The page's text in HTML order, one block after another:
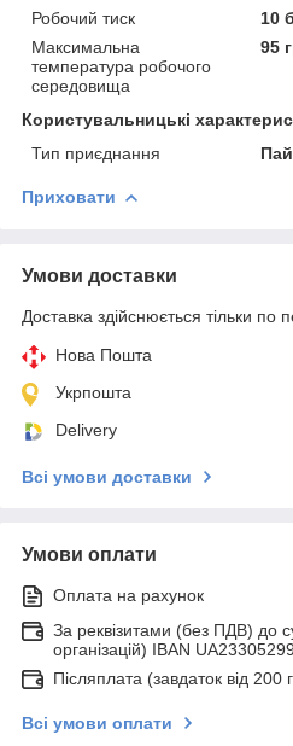
Робочий тиск
10
Максимальна
температура робочого
середовища
95
Користувальницькі
Тип приєднання
Приховати
Умови доставки
Доставка здійснюється тільки по
Нова Пошта
Укрпошта
Delivery
Всі умови доставки
Умови оплати
Оплата на рахунок
За реквізитами (без ПДВ) до
організацій) IBAN
Післяплата (завдаток від
Всі умови оплати